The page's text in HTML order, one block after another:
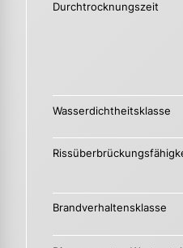
Durchtrocknungszeit
Wasserdichtheitsklasse
Brandverhaltensklasse